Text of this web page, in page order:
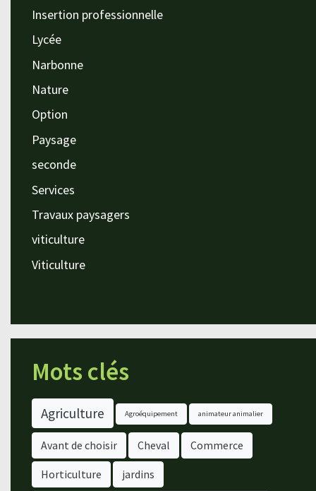
Insertion professionnelle
Lycée
Narbonne
Nature
Option
Paysage
seconde
Services
Travaux paysagers
viticulture
Viticulture
Mots clés
Agriculture Agroéquipement animateur animalier
Avant de choisir Cheval Commerce
Horticulture jardins